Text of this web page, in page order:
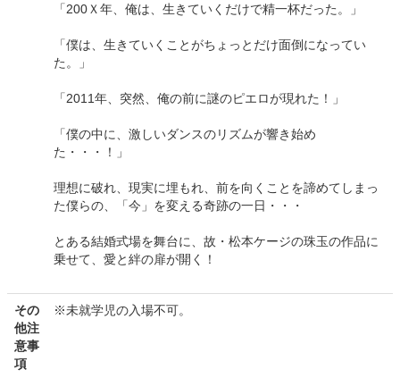
「200Ｘ年、俺は、生きていくだけで精一杯だった。」
「僕は、生きていくことがちょっとだけ面倒になってい
た。」
「2011年、突然、俺の前に謎のピエロが現れた！」
「僕の中に、激しいダンスのリズムが響き始め
た・・・！」
理想に破れ、現実に埋もれ、前を向くことを諦めてしまっ
た僕らの、「今」を変える奇跡の一日・・・
とある結婚式場を舞台に、故・松本ケージの珠玉の作品に
乗せて、愛と絆の扉が開く！
その
他注
意事
項
※未就学児の入場不可。